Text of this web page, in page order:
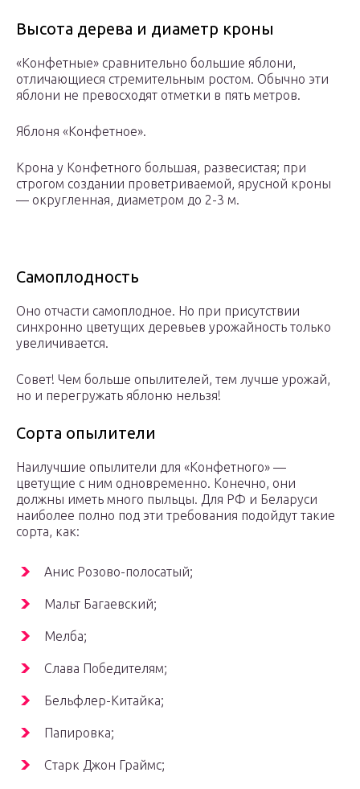
Высота дерева и диаметр кроны
«Конфетные» сравнительно большие яблони,
отличающиеся стремительным ростом. Обычно эти
яблони не превосходят отметки в пять метров.
Яблоня «Конфетное».
Крона у Конфетного большая, развесистая; при
строгом создании проветриваемой, ярусной кроны
— округленная, диаметром до 2-3 м.
Самоплодность
Оно отчасти самоплодное. Но при присутствии
синхронно цветущих деревьев урожайность только
увеличивается.
Совет! Чем больше опылителей, тем лучше урожай,
но и перегружать яблоню нельзя!
Сорта опылители
Наилучшие опылители для «Конфетного» —
цветущие с ним одновременно. Конечно, они
должны иметь много пыльцы. Для РФ и Беларуси
наиболее полно под эти требования подойдут такие
сорта, как:
Анис Розово-полосатый;
Мальт Багаевский;
Мелба;
Слава Победителям;
Бельфлер-Китайка;
Папировка;
Старк Джон Граймс;